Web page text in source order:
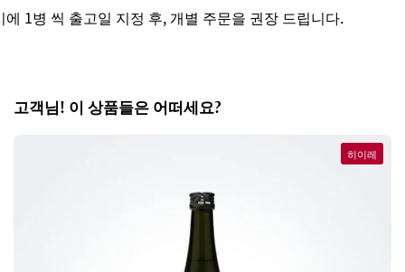
병 씩 출고일 지정 후, 개별 주문을 권장 드립니다.
고객님! 이 상품들은 어떠세요?
히이레